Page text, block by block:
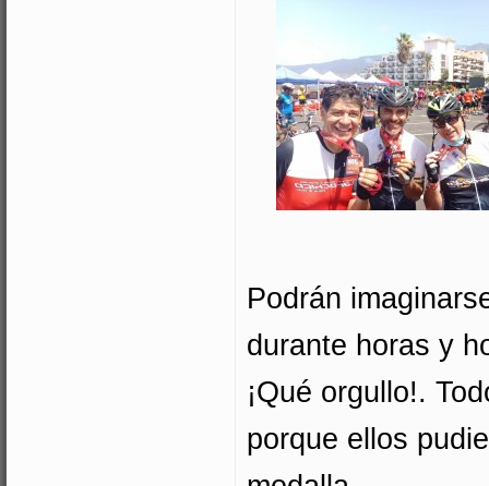
Podrán
durante horas y
¡Qué orgullo!.
porque ellos